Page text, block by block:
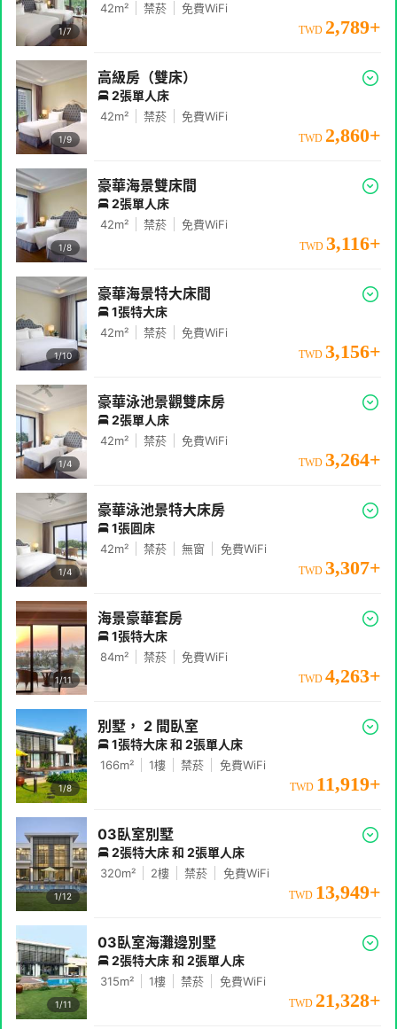
1/7
42m² 禁菸 免費WiFi
TWD 2,789+
1/9
高級房（雙床）
2張單人床
42m² 禁菸 免費WiFi
TWD 2,860+
1/8
豪華海景雙床間
2張單人床
42m² 禁菸 免費WiFi
TWD 3,116+
1/10
豪華海景特大床間
1張特大床
42m² 禁菸 免費WiFi
TWD 3,156+
1/4
豪華泳池景觀雙床房
2張單人床
42m² 禁菸 免費WiFi
TWD 3,264+
1/4
豪華泳池景特大床房
1張圓床
42m² 禁菸 無窗 免費WiFi
TWD 3,307+
1/11
海景豪華套房
1張特大床
84m² 禁菸 免費WiFi
TWD 4,263+
1/8
別墅， 2 間臥室
1張特大床 和 2張單人床
166m² 1樓 禁菸 免費WiFi
TWD 11,919+
1/12
03臥室別墅
2張特大床 和 2張單人床
320m² 2樓 禁菸 免費WiFi
TWD 13,949+
1/11
03臥室海灘邊別墅
2張特大床 和 2張單人床
315m² 1樓 禁菸 免費WiFi
TWD 21,328+